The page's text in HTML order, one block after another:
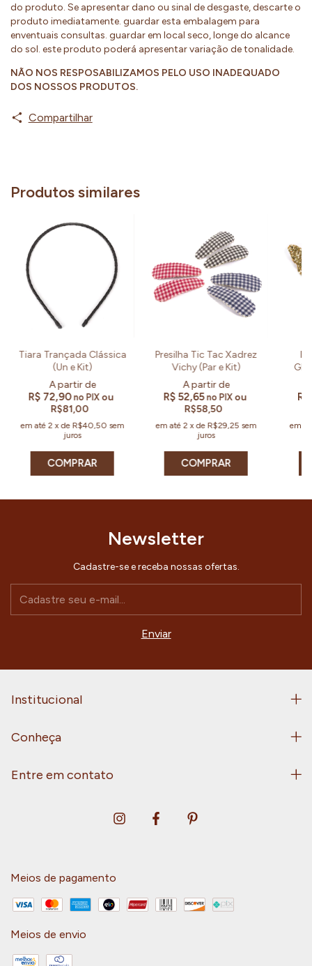
do produto. Se apresentar dano ou sinal de desgaste, descarte o
produto imediatamente. guardar esta embalagem para
enventuais consultas. guardar em local seco, longe do alcance
do sol. este produto poderá apresentar variação de tonalidade.
NÃO NOS RESPOSABILIZAMOS PELO USO INADEQUADO
DOS NOSSOS PRODUTOS.
Compartilhar
Produtos similares
Tiara Trançada Clássica
(Un e Kit)
R$ 72,90no PIX ou
R$81,00
em até 2 xde R$40,50 sem
juros
COMPRAR
Presilha Tic Tac Xadrez
Vichy (Par e Kit)
R$ 52,65no PIX ou
R$58,50
em até 2 xde R$29,25 sem
juros
COMPRAR
em
Newsletter
Cadastre-se e receba nossas ofertas.
Institucional
Conheça
Entre em contato
Meios de pagamento
Meios de envio